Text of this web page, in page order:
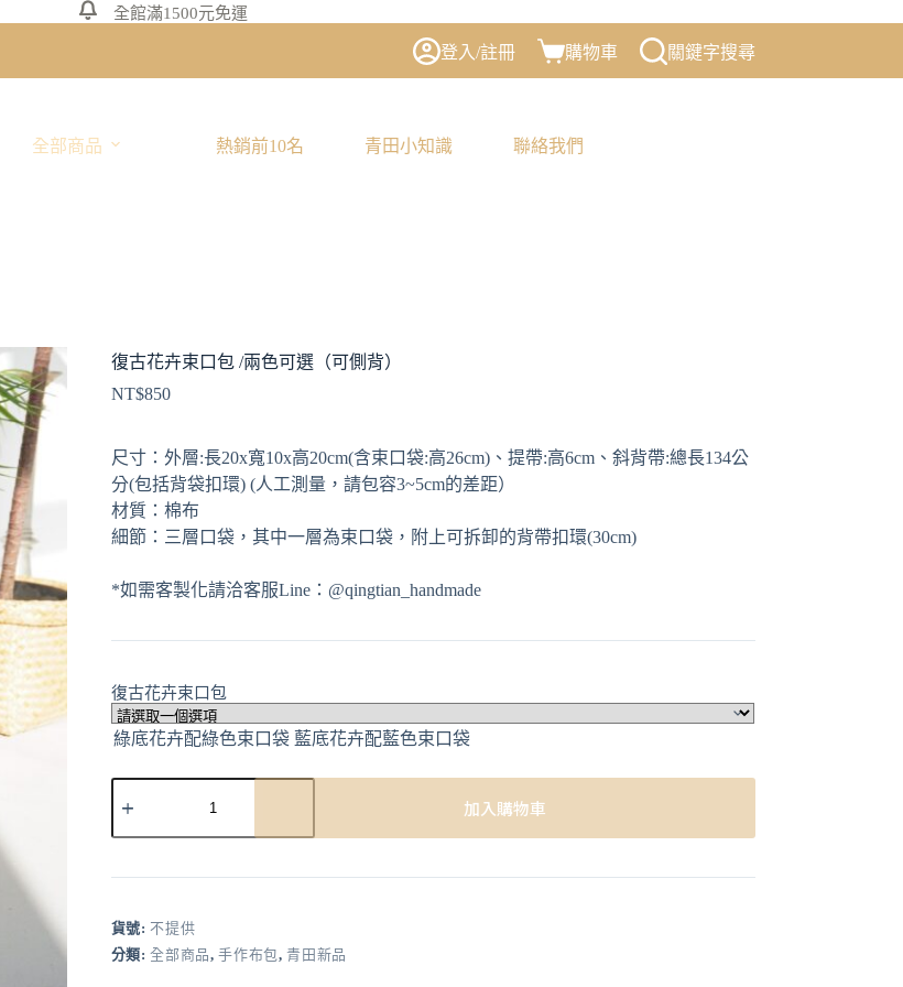
全館滿1500元免運
登入/註冊 購物車 關鍵字搜尋
全部商品 熱銷前10名 青田小知識 聯絡我們
復古花卉束口包 /兩色可選（可側背）
NT$850
尺寸：外層:長20x寬10x高20cm(含束口袋:高26cm)、提帶:高6cm、斜背帶:總長134公
分(包括背袋扣環) (人工測量，請包容3~5cm的差距）
材質：棉布
細節：三層口袋，其中一層為束口袋，附上可拆卸的背帶扣環(30cm)
*如需客製化請洽客服Line：@qingtian_handmade
復古花卉束口包
加入購物車
r
n
a
貨號:不提供
分類:全部商品,手作布包,青田新品